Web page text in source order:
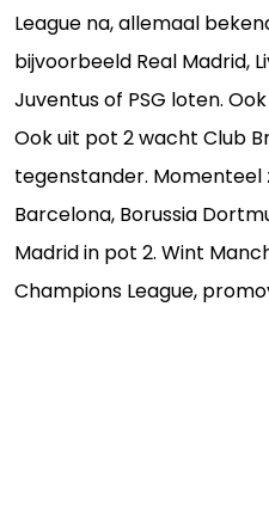
League na, allemaal
bijvoorbeeld Real Madrid,
Juventus of PSG loten.
Ook uit pot 2 wacht Club
tegenstander.
Barcelona, Borussia
Madrid in pot 2. Wint
Champions League,